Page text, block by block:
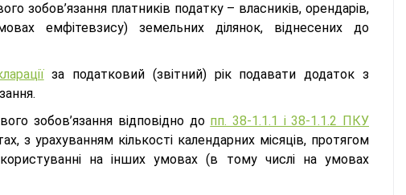
зобов’язання платників податку – власників, орендарів,
емфітевзису) земельних ділянок, віднесених до
за податковий (звітний) рік подавати додаток з
зобов’язання відповідно до пп. 38-1.1.1 і 38-1.1.2 ПКУ
з урахуванням кількості календарних місяців, протягом
на інших умовах (в тому числі на умовах